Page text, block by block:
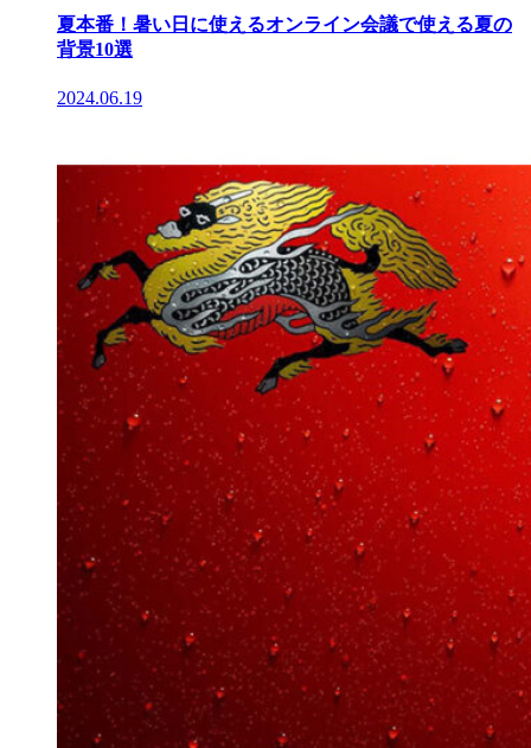
夏本番！暑い日に使えるオンライン会議で使える夏の
背景10選
2024.06.19